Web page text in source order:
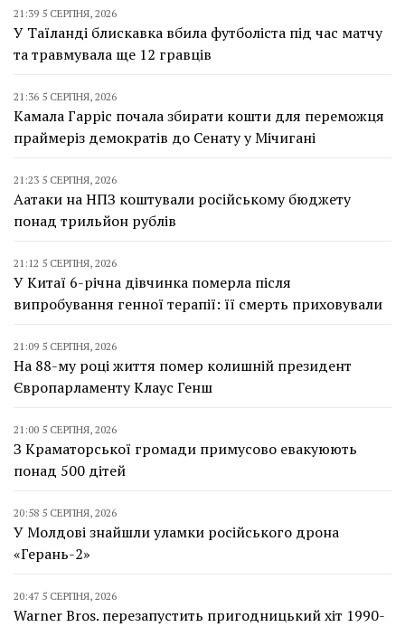
21:39 5 СЕРПНЯ, 2026
У Таїланді блискавка вбила футболіста під час матчу
та травмувала ще 12 гравців
21:36 5 СЕРПНЯ, 2026
Камала Гарріс почала збирати кошти для переможця
праймеріз демократів до Сенату у Мічигані
21:23 5 СЕРПНЯ, 2026
Аатаки на НПЗ коштували російському бюджету
понад трильйон рублів
21:12 5 СЕРПНЯ, 2026
У Китаї 6-річна дівчинка померла після
випробування генної терапії: її смерть приховували
21:09 5 СЕРПНЯ, 2026
На 88-му році життя помер колишній президент
Європарламенту Клаус Генш
21:00 5 СЕРПНЯ, 2026
З Краматорської громади примусово евакуюють
понад 500 дітей
20:58 5 СЕРПНЯ, 2026
У Молдові знайшли уламки російського дрона
«Герань-2»
20:47 5 СЕРПНЯ, 2026
Warner Bros. перезапустить пригодницький хіт 1990-